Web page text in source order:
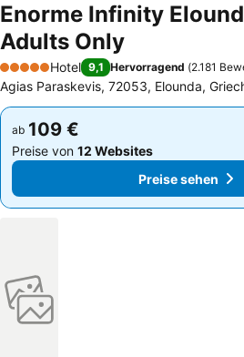
Enorme Infinity
Adults Only
5 Sterne
Hotel 9,1 Hervorragend (2.181
Agias Paraskevis, 72053, Elounda,
ab 109 €
Preise von 12 Websites
Preise sehen
ab 109 €
Preise von 12 Websites
Preise sehen